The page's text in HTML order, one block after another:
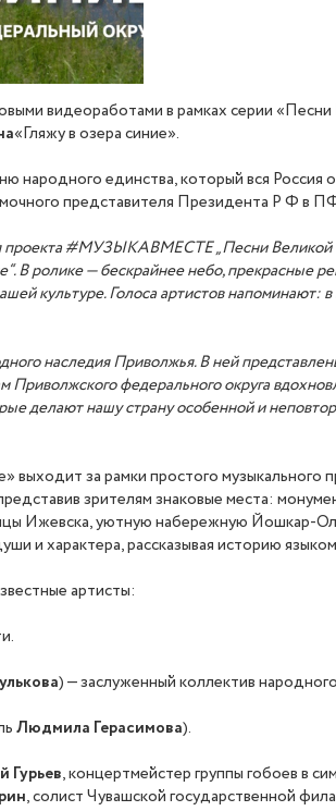
видеоработами в рамках серии «Песни
«Гляжу в озера синие».
народного единства, который вся
представителя Президента Р Ф в
проекта #МУЗЫКАВМЕСТЕ „Песни
В ролике — бескрайнее небо, прекрасные
культуре. Голоса артистов
наследия Приволжья. В ней
федерального округа
делают нашу страну особенной и
выходит за рамки простого
зрителям знаковые места:
Ижевска, уютную набережную Йошкар-
характера, рассказывая историю
артисты:
) — заслуженный коллектив
Людмила Герасимова).
Гурьев, концертмейстер группы гобоев в
, солист Чувашской государственной